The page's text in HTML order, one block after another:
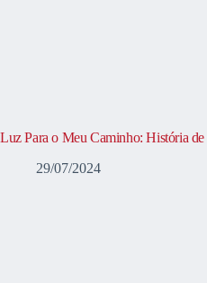
Luz Para o Meu Caminho: História
29/07/2024